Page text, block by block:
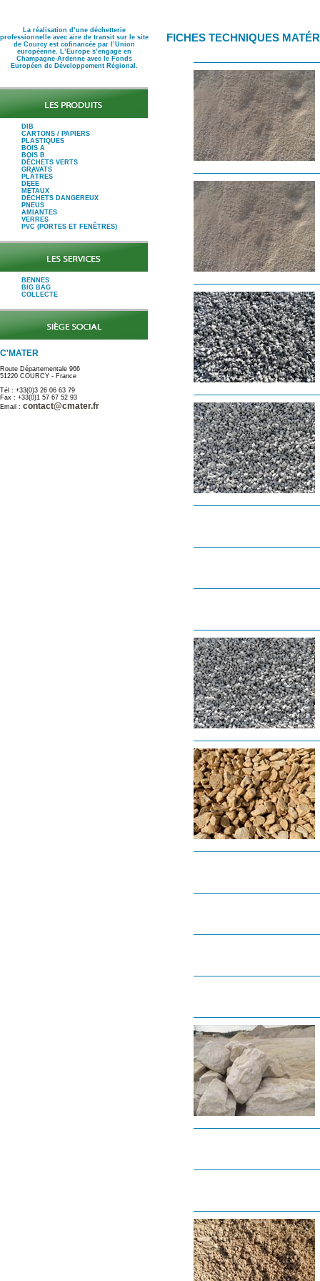
La réalisation d’une déchetterie
professionnelle avec aire de transit sur le site
de Courcy est cofinancée par l’Union
européenne. L’Europe s’engage en
Champagne-Ardenne avec le Fonds
Européen de Développement Régional.
DIB
CARTONS / PAPIERS
PLASTIQUES
BOIS A
BOIS B
DÉCHETS VERTS
GRAVATS
PLÂTRES
DEEE
MÉTAUX
DÉCHETS DANGEREUX
PNEUS
AMIANTES
VERRES
PVC (PORTES ET FENÊTRES)
BENNES
BIG BAG
COLLECTE
C'MATER
Route Départementale 966
51220 COURCY - France
Tél : +33(0)3 26 06 63 79
Fax : +33(0)1 57 67 52 93
Email : contact@cmater.fr
FICHES TECHNIQUES